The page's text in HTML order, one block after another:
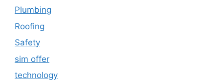
Plumbing
Roofing
Safety
sim offer
technology